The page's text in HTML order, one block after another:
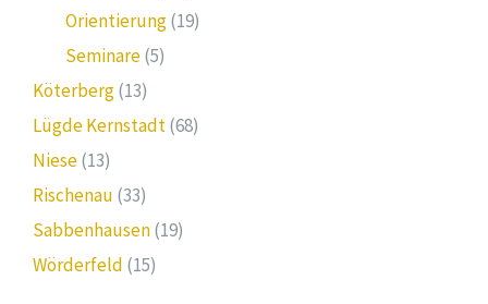
Orientierung(19)
Seminare(5)
Köterberg(13)
Lügde Kernstadt(68)
Niese(13)
Rischenau (33)
Sabbenhausen(19)
Wörderfeld (15)